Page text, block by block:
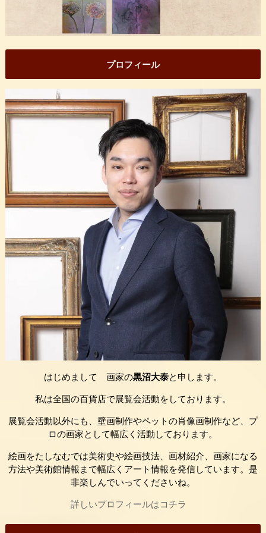
プロフィール
はじめまして 画家の黒沼大泰と申します。
私は全国の百貨店で展覧会活動をしております。
展覧会活動以外にも、壁画制作やペットの肖像画制作など、プ
ロの画家として幅広く活動しております。
絵画をたしなむでは美術史や絵画技法、画材紹介、画家になる
方法や美術館情報まで幅広くアート情報を発信しています。是
非楽しんでいってくださいね。
詳しいプロフィールはコチラ